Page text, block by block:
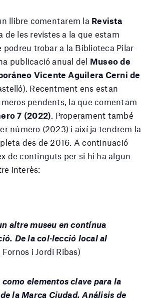
llibre comentarem la Revista
de les revistes a la que estam
podreu trobar a la Biblioteca Pilar
publicació anual del Museo de
Vicente Aguilera Cerni de
Recentment ens estan
pendents, la que comentam
7 (2022) . Properament també
número (2023) i així ja tendrem la
des de 2016. A continuació
de continguts per si hi ha algun
interès:
altre museu en contínua
De la col·lecció local al
Fornos i Jordi Ribas)
como elementos clave para la
la Marca Ciudad. Análisis de